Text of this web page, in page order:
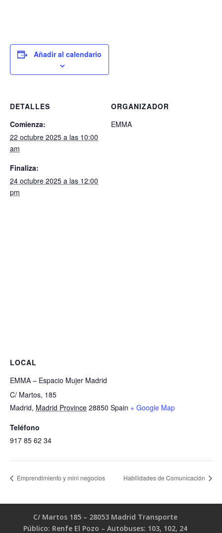
Añadir al calendario
DETALLES
Comienza:
22 octubre 2025 a las 10:00
am
Finaliza:
24 octubre 2025 a las 12:00
pm
ORGANIZADOR
EMMA
LOCAL
EMMA – Espacio Mujer Madrid
C/ Martos, 185
Madrid, Madrid Province 28850 Spain + Google Map
Teléfono
917 85 62 34
Emprendimiento y mini negocios Habilidades de Comunicación
C/ Martos 185 – 28053 Madrid Transporte
Público: Renfe El Pozo – Autobuses: 103, 102, 24